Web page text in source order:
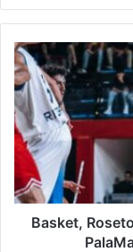
Basket,